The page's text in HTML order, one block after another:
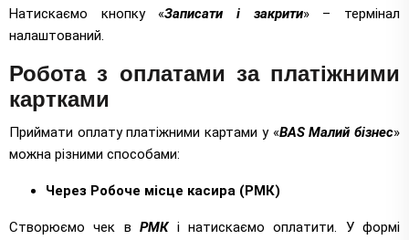
Натискаємо кнопку «Записати і закрити» – термінал
налаштований.
Робота з оплатами за платіжними
картками
Приймати оплату платіжними картами у «BAS Малий бізнес»
можна різними способами:
Через Робоче місце касира (РМК)
Створюємо чек вРМКі натискаємо оплатити. У формі